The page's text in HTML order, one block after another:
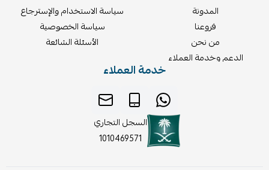
المدونة
فروعنا
من نحن
الدعم وخدمة العملاء
سياسة الاستخدام والإسترجاع
سياسة الخصوصية
الأسئلة الشائعة
خدمة العملاء
السجل التجاري
1010469571